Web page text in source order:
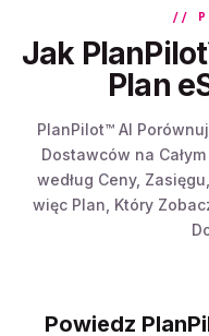
//
Jak
Plan
PlanPilot™ AI
Dostawców na
według Ceny,
więc Plan, Który
Powiedz